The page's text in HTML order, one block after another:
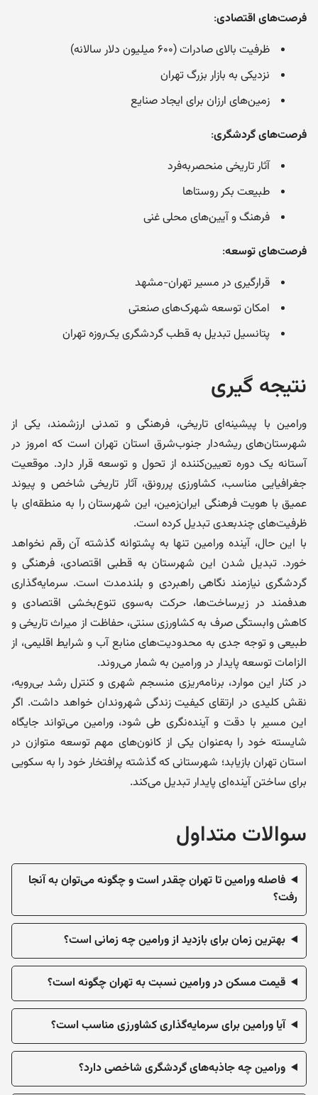
فرصت‌های اقتصادی:
ظرفیت بالای صادرات (۶۰۰ میلیون دلار سالانه)
نزدیکی به بازار بزرگ تهران
زمین‌های ارزان برای ایجاد صنایع
فرصت‌های گردشگری:
آثار تاریخی منحصربه‌فرد
طبیعت بکر روستاها
فرهنگ و آیین‌های محلی غنی
فرصت‌های توسعه:
قرارگیری در مسیر تهران-مشهد
امکان توسعه شهرک‌های صنعتی
پتانسیل تبدیل به قطب گردشگری یک‌روزه تهران
نتیجه گیری
ورامین با پیشینه‌ای تاریخی، فرهنگی و تمدنی ارزشمند، یکی از
شهرستان‌های ریشه‌دار جنوب‌شرق استان تهران است که امروز در
آستانه یک دوره تعیین‌کننده از تحول و توسعه قرار دارد. موقعیت
جغرافیایی مناسب، کشاورزی پررونق، آثار تاریخی شاخص و پیوند
عمیق با هویت فرهنگی ایران‌زمین، این شهرستان را به منطقه‌ای با
ظرفیت‌های چندبعدی تبدیل کرده است.
با این حال، آینده ورامین تنها به پشتوانه گذشته آن رقم نخواهد
خورد. تبدیل شدن این شهرستان به قطبی اقتصادی، فرهنگی و
گردشگری نیازمند نگاهی راهبردی و بلندمدت است. سرمایه‌گذاری
هدفمند در زیرساخت‌ها، حرکت به‌سوی تنوع‌بخشی اقتصادی و
کاهش وابستگی صرف به کشاورزی سنتی، حفاظت از میراث تاریخی و
طبیعی و توجه جدی به محدودیت‌های منابع آب و شرایط اقلیمی، از
الزامات توسعه پایدار در ورامین به شمار می‌روند.
در کنار این موارد، برنامه‌ریزی منسجم شهری و کنترل رشد بی‌رویه،
نقش کلیدی در ارتقای کیفیت زندگی شهروندان خواهد داشت. اگر
این مسیر با دقت و آینده‌نگری طی شود، ورامین می‌تواند جایگاه
شایسته خود را به‌عنوان یکی از کانون‌های مهم توسعه متوازن در
استان تهران بازیابد؛ شهرستانی که گذشته پرافتخار خود را به سکویی
برای ساختن آینده‌ای پایدار تبدیل می‌کند.
سوالات متداول
فاصله ورامین تا تهران چقدر است و چگونه می‌توان به آنجا
رفت؟
بهترین زمان برای بازدید از ورامین چه زمانی است؟
قیمت مسکن در ورامین نسبت به تهران چگونه است؟
آیا ورامین برای سرمایه‌گذاری کشاورزی مناسب است؟
ورامین چه جاذبه‌های گردشگری شاخصی دارد؟